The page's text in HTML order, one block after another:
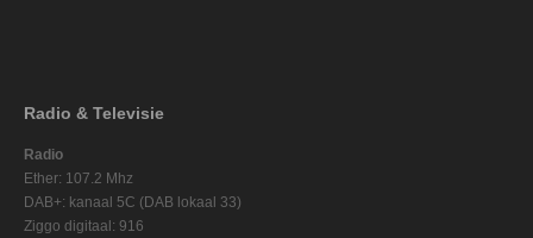
Radio & Televisie
Radio
Ether: 107.2 Mhz
DAB+: kanaal 5C (DAB lokaal 33)
Ziggo digitaal: 916